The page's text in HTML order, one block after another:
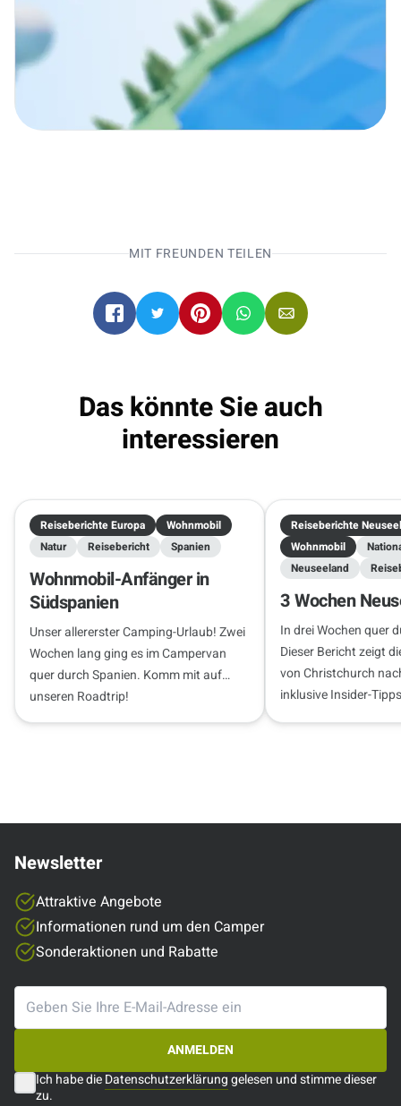
Wohnmobile direkt online buchen
Salt Lake City .
Salt Lake City
MIT FREUNDEN TEILEN
Das könnte Sie auch
interessieren
Reiseberichte Europa
Wohnmobil
Natur
Reisebericht Spanien
Wohnmobil-Anfänger in
Südspanien
Unser allererster Camping-Urlaub! Zwei
Wochen lang ging es im Campervan
quer durch Spanien. Komm mit auf
unseren Roadtrip!
Reiseberichte
Wohnmobil
Neuseeland
3 Wochen
In drei Wochen quer
Dieser Bericht zeigt
von Christchurch
inklusive Insider-
Newsletter
Attraktive Angebote
Informationen rund um den Camper
Sonderaktionen und Rabatte
ANMELDEN
Ich habe dieDatenschutzerklärunggelesen und stimme dieser
zu.